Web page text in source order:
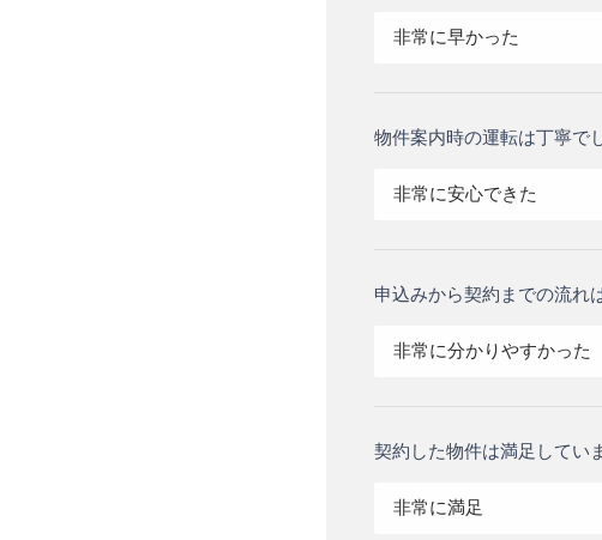
非常に早かった
物件案内時の運転は丁寧で
非常に安心できた
申込みから契約までの流れ
非常に分かりやすかった
契約した物件は満足してい
非常に満足